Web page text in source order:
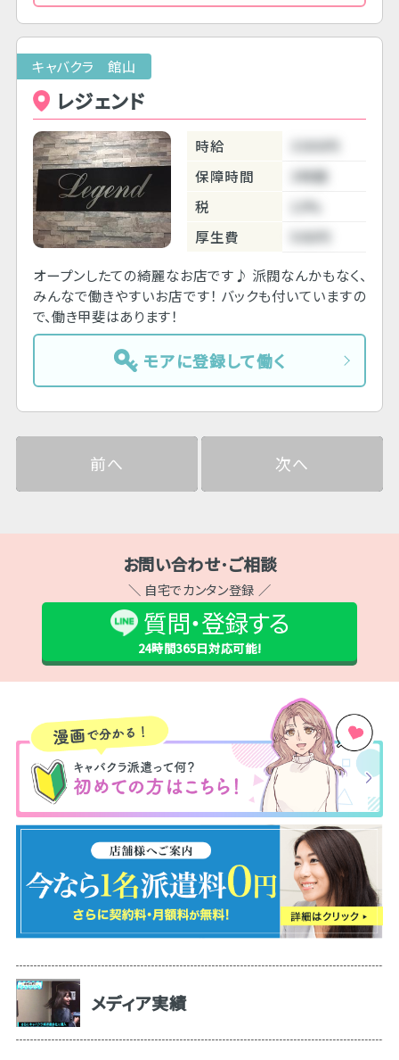
キャバクラ 館山
レジェンド
時給
3300円
保障時間
3時間
税
10%
厚生費
500円
オープンしたての綺麗なお店です♪ 派閥なんかもなく、
みんなで働きやすいお店です！ バックも付いていますの
で、働き甲斐はあります！
モアに登録して働く
前へ 次へ
お問い合わせ･ご相談
＼ 自宅でカンタン登録 ／
質問・登録する
24時間365日対応可能!
メディア実績